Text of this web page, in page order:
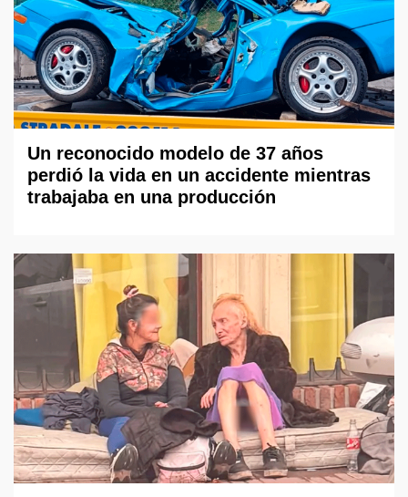
Un reconocido modelo de 37 años
perdió la vida en un accidente mientras
trabajaba en una producción